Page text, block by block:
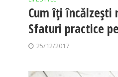
Cum îţi încălzeşti
Sfaturi practice
25/12/2017